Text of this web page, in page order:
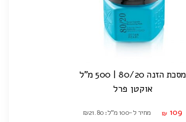
מסכת הזנה 80/20 | 500 מ"ל
אוקטן פרל
₪ 109 מחיר ל-100 מ"ל: ₪21.80